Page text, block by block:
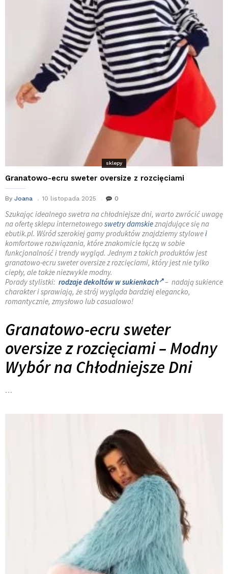
sklepy
Granatowo-ecru sweter oversize z rozcięciami
By Joana 10 listopada 2025 0
Szukając idealnego swetra na chłodniejsze dni, warto zwrócić uwagę
na ofertę sklepu internetowego swetry damskieznajdujące się na
ebutik.pl. Wśród szerokiej gamy produktów znajdziemy stylowei
komfortowe rozwiązania, które znakomicie łączą w sobie
funkcjonalność i trendy wygląd. Jednym z takich produktów jest
granatowo-ecru sweter oversize z rozcięciami, który jest nie tylko
ciepły, ale także niezwykle modny.
Porady stylistki: rodzaje dekoltów w sukienkach – nadają sukience
charakter i sprawiają, że strój wygląda bardziej elegancko,
romantycznie, zmysłowo lub casualowo!
Granatowo-ecru sweter
oversize z rozcięciami – Modny
Wybór na Chłodniejsze Dni
…